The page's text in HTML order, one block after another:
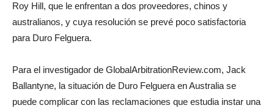
Roy Hill, que le enfrentan a dos proveedores, chinos y
australianos, y cuya resolución se prevé poco satisfactoria
para Duro Felguera.
Para el investigador de GlobalArbitrationReview.com, Jack
Ballantyne, la situación de Duro Felguera en Australia se
puede complicar con las reclamaciones que estudia instar una